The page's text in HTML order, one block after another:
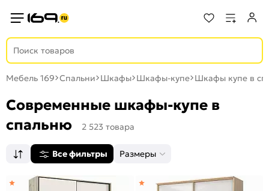
Мебель 169 Спальни Шкафы Шкафы-купе Шкафы купе в
Современные шкафы-купе в
спальню
2 523 товара
Все фильтры Размеры